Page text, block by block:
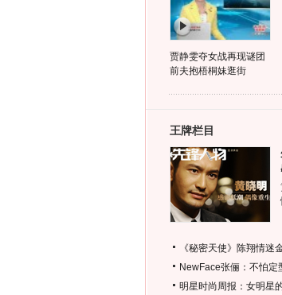
贾静雯夺女战再现谜团
前夫抱梧桐妹逛街
王牌栏目
《秘密天使》陈翔情迷
NewFace张俪：不怕定
明星时尚周报：女明星